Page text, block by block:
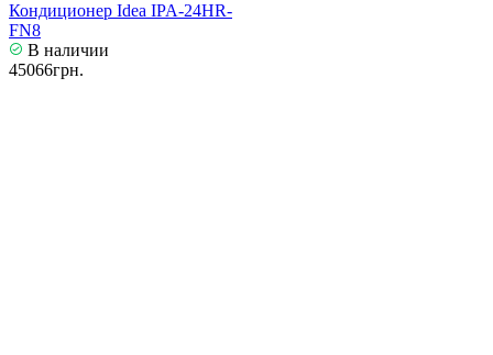
Кондиционер Idea IPA-24HR-
FN8
В наличии
45066грн.